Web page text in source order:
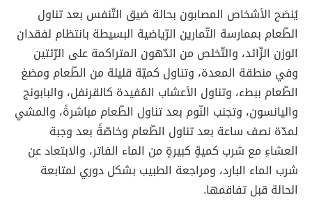
يُنصَح الأشخاص المصابون بحالة ضيق التّنفس بعد تناول
الطّعام بممارسة التّمارين الرّياضية البسيطة بانتظام لفقدان
الوزن الزّائد، والتّخلص من الدّهون المتراكمة على الرّئتين
وفي منطقة المعدة، وتناول كميّة قليلة من الطّعام ومضغ
الطّعام ببطء، وتناول الأعشاب المُفيدة كالقرنفل، والبابونج
واليانسون، وتجنب النّوم بعد تناول الطّعام مباشرةً، والمشي
لمدّة نصف ساعة بعد تناول الطّعام وخاصّةً بعد وجبة
العشاءِ مع شرب كميةٍ كبيرةٍ من الماء الفاتر، والابتعاد عن
شرب الماء البارد، ومراجعة الطبيب بشكل دوري لمتابعة
الحالة قبل تفاقمها.